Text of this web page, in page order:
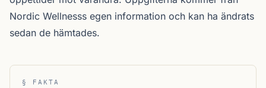
Nordic Wellnesss egen information och kan ha ändrats
sedan de hämtades.
§ FAKTA